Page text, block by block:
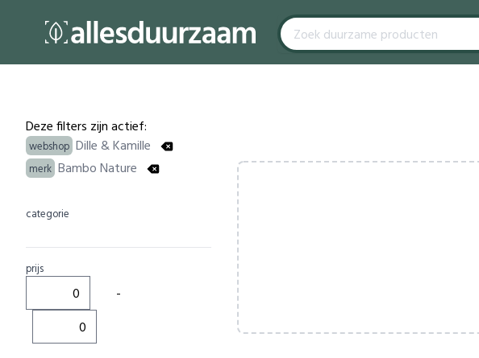
Filters
Deze filters zijn actief:
webshop Dille & Kamille
merk Bambo Nature
categorie
prijs
-